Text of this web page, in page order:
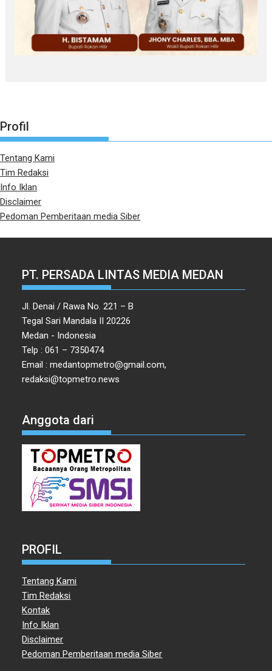
Profil
Tentang Kami
Tim Redaksi
Info Iklan
Disclaimer
Pedoman Pemberitaan media Siber
PT. PERSADA LINTAS MEDIA MEDAN
Jl. Denai / Rawa No. 221 – B
Tegal Sari Mandala II 20226
Medan - Indonesia
Telp : 061 – 7350474
Email : medantopmetro@gmail.com,
redaksi@topmetro.news
Anggota dari
PROFIL
Tentang Kami
Tim Redaksi
Kontak
Info Iklan
Disclaimer
Pedoman Pemberitaan media Siber